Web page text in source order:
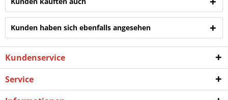
Kunden haben sich ebenfalls angesehen
Kundenservice
Service